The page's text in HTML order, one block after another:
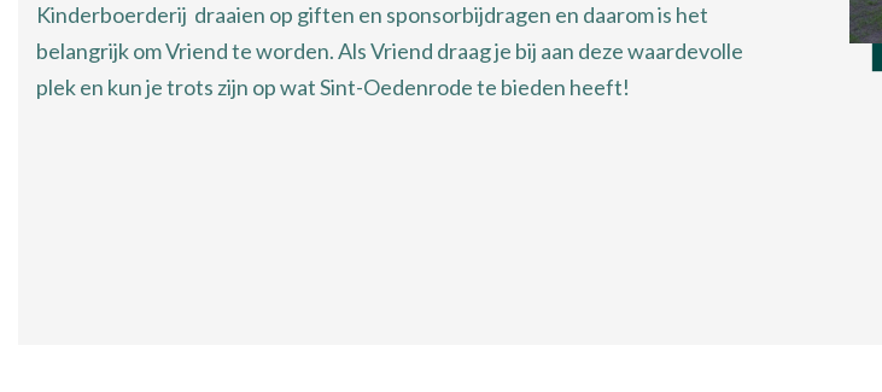
Kinderboerderij draaien op giften en sponsorbijdragen en daarom is het
belangrijk om Vriend te worden. Als Vriend draag je bij aan deze waardevolle
plek en kun je trots zijn op wat Sint-Oedenrode te bieden heeft!